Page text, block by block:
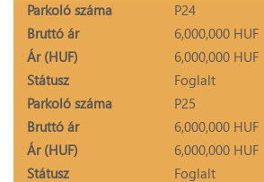
Parkoló száma
P24
Bruttó ár
6,000,000 HUF
Ár (HUF)
6,000,000 HUF
Státusz
Foglalt
Parkoló száma
P25
Bruttó ár
6,000,000 HUF
Ár (HUF)
6,000,000 HUF
Státusz
Foglalt